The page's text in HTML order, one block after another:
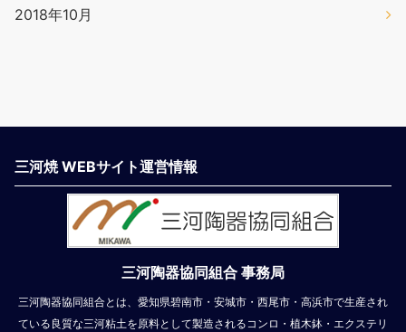
2018年10月
三河焼 WEBサイト運営情報
三河陶器協同組合 事務局
三河陶器協同組合とは、愛知県碧南市・安城市・西尾市・高浜市で生産され
ている良質な三河粘土を原料として製造されるコンロ・植木鉢・エクステリ